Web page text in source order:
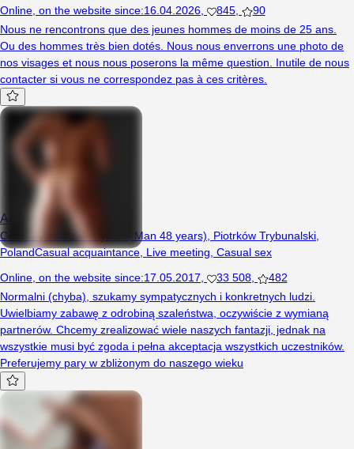
Online on the website since:16.04.2026 845
90
Nous ne rencontrons que des jeunes hommes de moins de 25 ans.
Ou des hommes très bien dotés. Nous nous enverrons une photo de
nos visages et nous nous poserons la même question. Inutile de nous
contacter si vous ne correspondez pas à ces critères.
A6c5
Couple (Woman 44 years, Man 48 years), Piotrków Trybunalski,
PolandCasual acquaintance Live meeting Casual sex
Online on the website since:17.05.2017 33 508
482
Normalni (chyba), szukamy sympatycznych i konkretnych ludzi.
Uwielbiamy zabawę z odrobiną szaleństwa, oczywiście z wymianą
partnerów. Chcemy zrealizować wiele naszych fantazji, jednak na
wszystkie musi być zgoda i pełna akceptacja wszystkich uczestników.
Preferujemy pary w zbliżonym do naszego wieku